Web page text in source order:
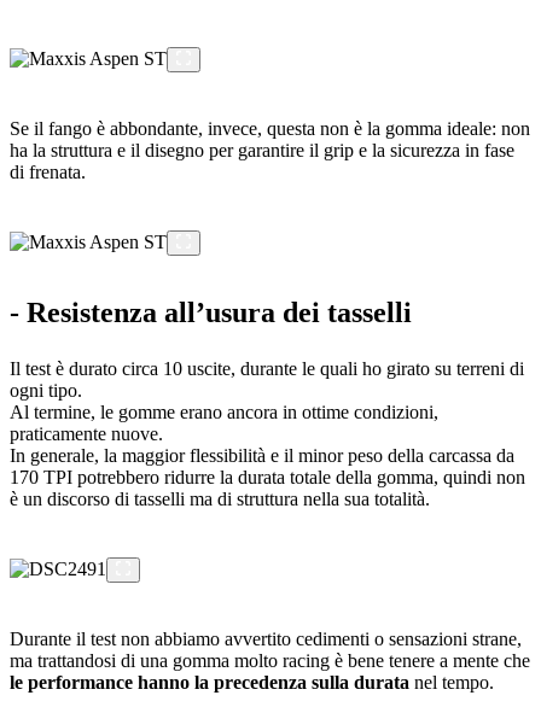
Se il fango è abbondante, invece, questa non è la gomma ideale: non
ha la struttura e il disegno per garantire il grip e la sicurezza in fase
di frenata.
- Resistenza all’usura dei tasselli
Il test è durato circa 10 uscite, durante le quali ho girato su terreni di
ogni tipo.
Al termine, le gomme erano ancora in ottime condizioni,
praticamente nuove.
In generale, la maggior flessibilità e il minor peso della carcassa da
170 TPI potrebbero ridurre la durata totale della gomma, quindi non
è un discorso di tasselli ma di struttura nella sua totalità.
Durante il test non abbiamo avvertito cedimenti o sensazioni strane,
ma trattandosi di una gomma molto racing è bene tenere a mente che
le performance hanno la precedenza sulla durata nel tempo.